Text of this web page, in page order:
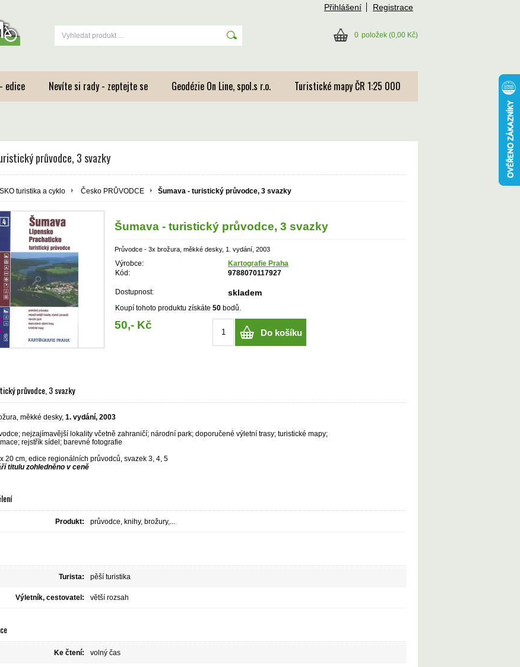
Přihlášení Registrace
0 položek (0,00 Kč)
edice Nevíte si rady - zeptejte se Geodézie On Line, spol.s r.o. Turistické mapy ČR 1:25 000
průvodce, 3 svazky
turistika a cyklo Česko PRŮVODCE Šumava - turistický průvodce, 3 svazky
Šumava - turistický průvodce, 3 svazky
Průvodce - 3x brožura, měkké desky, 1. vydání, 2003
Výrobce:
Kartografie Praha
Kód:
9788070117927
Dostupnost: skladem
Koupí tohoto produktu získáte 50 bodů.
50,- Kč
Do košíku
průvodce, 3 svazky
měkké desky, 1. vydání, 2003
nejzajímavější lokality včetně zahraničí; národní park; doporučené výletní trasy; turistické mapy;
rejstřík sídel; barevné fotografie
20 cm, edice regionálních průvodců, svazek 3, 4, 5
titulu zohledněno v ceně
Produkt: průvodce, knihy, brožury,...
Turista: pěší turistika
Výletník, cestovatel: větší rozsah
Ke čtení: volný čas